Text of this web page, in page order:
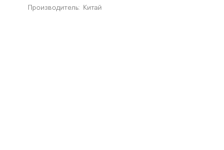
Производитель: Китай